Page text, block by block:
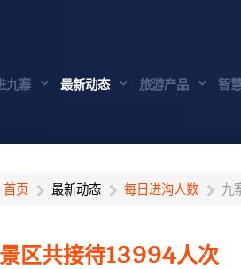
九寨 最新动态 旅游产品 智
首页 最新动态 每日进沟人数 九
区共接待13994人次